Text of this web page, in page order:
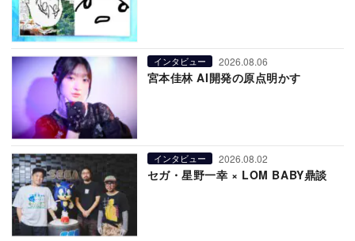
インタビュー 2026.08.06
宮本佳林 AI開発の原点明かす
インタビュー 2026.08.02
セガ・星野一幸 × LOM BABY鼎談